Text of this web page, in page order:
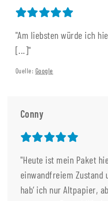
"Am liebsten würde ich
[...]"
Quelle: Google
Conny
"Heute ist mein Paket
einwandfreiem Zustand
hab‘ ich nur Altpapier,